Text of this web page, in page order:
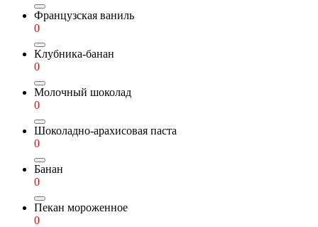
Французская ваниль
0
Клубника-банан
0
Молочный шоколад
0
Шоколадно-арахисовая паста
0
Банан
0
Пекан мороженное
0